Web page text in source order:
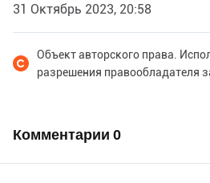
31 Октябрь 2023, 20:58
Объект авторского права.
разрешения правообладателя
Комментарии 0